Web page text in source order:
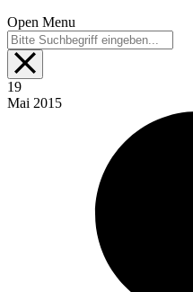
Open Menu
19
Mai 2015